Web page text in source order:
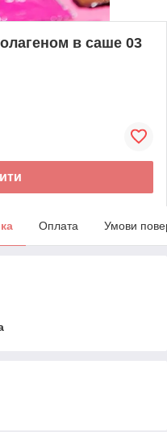
в саше 03
Оплата Умови